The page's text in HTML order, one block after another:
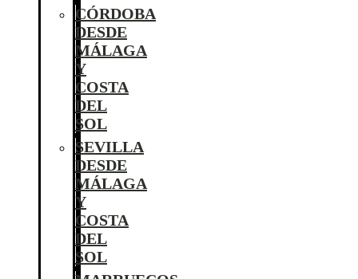
CÓRDOBA
DESDE
MÁLAGA
Y
COSTA
DEL
SOL
SEVILLA
DESDE
MÁLAGA
Y
COSTA
DEL
SOL